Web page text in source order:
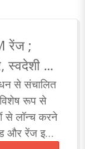
रेंज ;
स्वदेशी K-
से संचालित
विशेष रूप से
से लॉन्च करने
और रेंज इसे